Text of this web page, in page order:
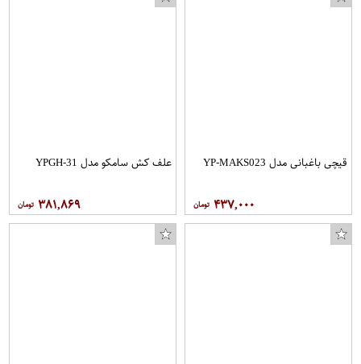
قیچی باغبانی مدل YP-MAKS023
۴۳۷,۰۰۰
علف کش سامکو مدل YPGH-31
۳۸۱,۸۶۹